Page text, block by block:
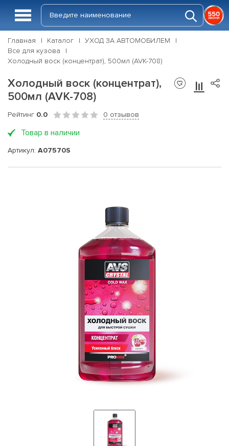
Главная Каталог
УХОД ЗА АВТОМОБИЛЕМ
Все для кузова
Холодный воск (концентрат), 500мл (AVK-708)
Холодный воск (концентрат),
500мл (AVK-708)
Рейтинг 0.0 0 отзывов
Товар в наличии
Артикул: A07570S